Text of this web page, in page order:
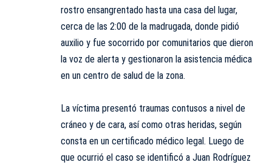
rostro ensangrentado hasta una casa del lugar,
cerca de las 2:00 de la madrugada, donde pidió
auxilio y fue socorrido por comunitarios que dieron
la voz de alerta y gestionaron la asistencia médica
en un centro de salud de la zona.
La víctima presentó traumas contusos a nivel de
cráneo y de cara, así como otras heridas, según
consta en un certificado médico legal. Luego de
que ocurrió el caso se identificó a Juan Rodríguez